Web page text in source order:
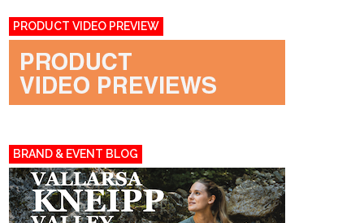
PRODUCT VIDEO PREVIEW
BRAND & EVENT BLOG